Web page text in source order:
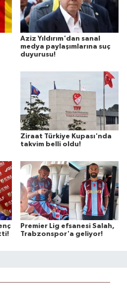
Aziz Yıldırım'dan sanal
medya paylaşımlarına suç
duyurusu!
Ziraat Türkiye Kupası'nda
takvim belli oldu!
Premier Lig efsanesi Salah,
Trabzonspor'a geliyor!